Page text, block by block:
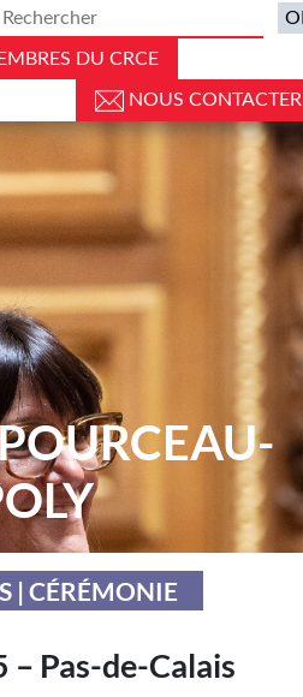
DU CRCE
NOUS CONTACTER
| CÉRÉMONIE
Pas-de-Calais